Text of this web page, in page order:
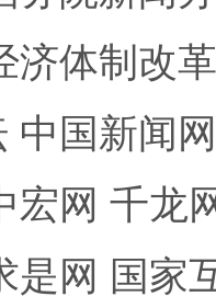
济体制改
中国新闻网
宏网 千龙
是网 国家